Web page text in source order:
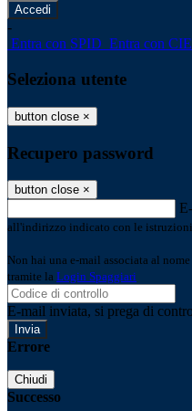
-
Entra con SPID Entra con CIE
Seleziona utente
button close ×
Recupero password
button close ×
all'indirizzo indicato con le istruzioni
Non hai una e-mail associata al
tramite la Login Spaggiari
E-mail inviata, si prega di
Errore
Chiudi
Successo